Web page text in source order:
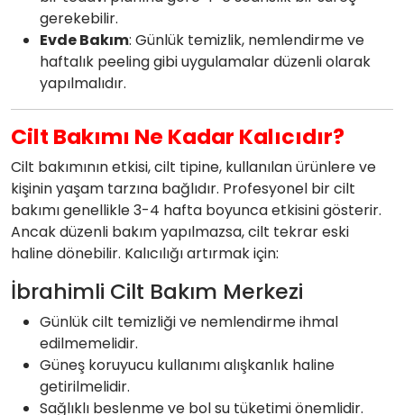
gerekebilir.
Evde Bakım: Günlük temizlik, nemlendirme ve
haftalık peeling gibi uygulamalar düzenli olarak
yapılmalıdır.
Cilt Bakımı Ne Kadar Kalıcıdır?
Cilt bakımının etkisi, cilt tipine, kullanılan ürünlere ve
kişinin yaşam tarzına bağlıdır. Profesyonel bir cilt
bakımı genellikle 3-4 hafta boyunca etkisini gösterir.
Ancak düzenli bakım yapılmazsa, cilt tekrar eski
haline dönebilir. Kalıcılığı artırmak için:
İbrahimli Cilt Bakım Merkezi
Günlük cilt temizliği ve nemlendirme ihmal
edilmemelidir.
Güneş koruyucu kullanımı alışkanlık haline
getirilmelidir.
Sağlıklı beslenme ve bol su tüketimi önemlidir.